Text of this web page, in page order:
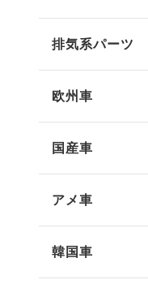
排気系パーツ
欧州車
国産車
アメ車
韓国車